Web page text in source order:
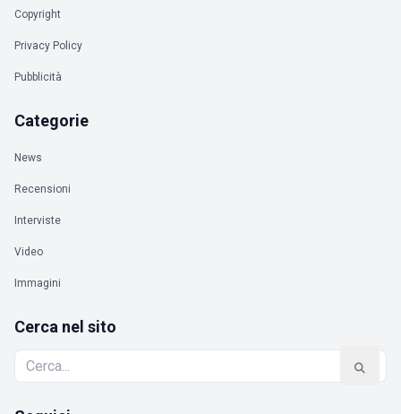
Copyright
Privacy Policy
Pubblicità
Categorie
News
Recensioni
Interviste
Video
Immagini
Cerca nel sito